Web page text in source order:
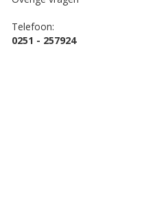
Telefoon:
0251 - 257924